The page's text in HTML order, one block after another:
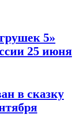
5»
25 июня
в сказку